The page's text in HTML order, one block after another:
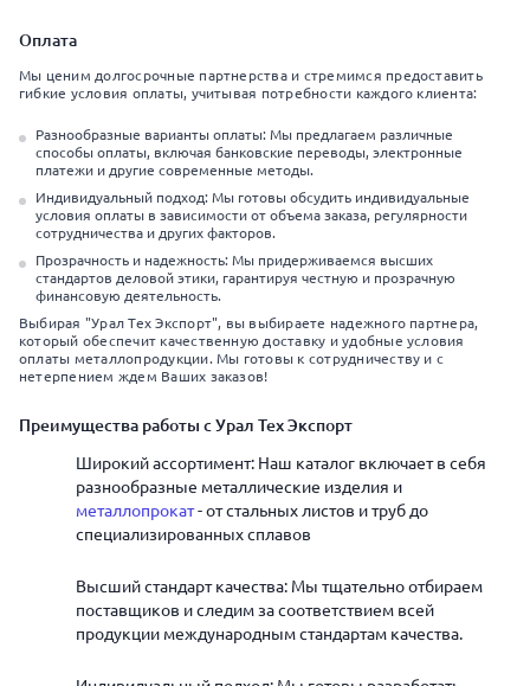
Оплата
Мы ценим долгосрочные партнерства и стремимся предоставить
гибкие условия оплаты, учитывая потребности каждого клиента:
Разнообразные варианты оплаты: Мы предлагаем различные
способы оплаты, включая банковские переводы, электронные
платежи и другие современные методы.
Индивидуальный подход: Мы готовы обсудить индивидуальные
условия оплаты в зависимости от объема заказа, регулярности
сотрудничества и других факторов.
Прозрачность и надежность: Мы придерживаемся высших
стандартов деловой этики, гарантируя честную и прозрачную
финансовую деятельность.
Выбирая "Урал Тех Экспорт", вы выбираете надежного партнера,
который обеспечит качественную доставку и удобные условия
оплаты металлопродукции. Мы готовы к сотрудничеству и с
нетерпением ждем Ваших заказов!
Преимущества работы с Урал Тех Экспорт
Широкий ассортимент: Наш каталог включает в себя
разнообразные металлические изделия и
металлопрокат- от стальных листов и труб до
специализированных сплавов
Высший стандарт качества: Мы тщательно отбираем
поставщиков и следим за соответствием всей
продукции международным стандартам качества.